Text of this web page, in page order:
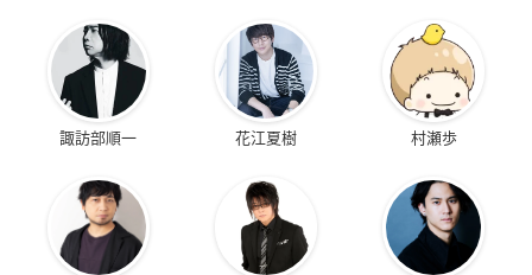
諏訪部順一 花江夏樹 村瀬歩